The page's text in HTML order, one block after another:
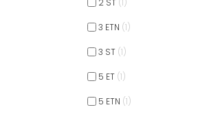
2 ST 1
3 ETN 1
3 ST 1
5 ET 1
5 ETN 1